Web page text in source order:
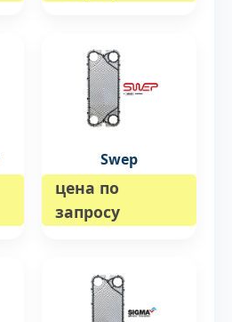
Swep
цена по
запросу